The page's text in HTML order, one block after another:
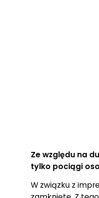
Ze względu na
tylko pociągi
W związku z